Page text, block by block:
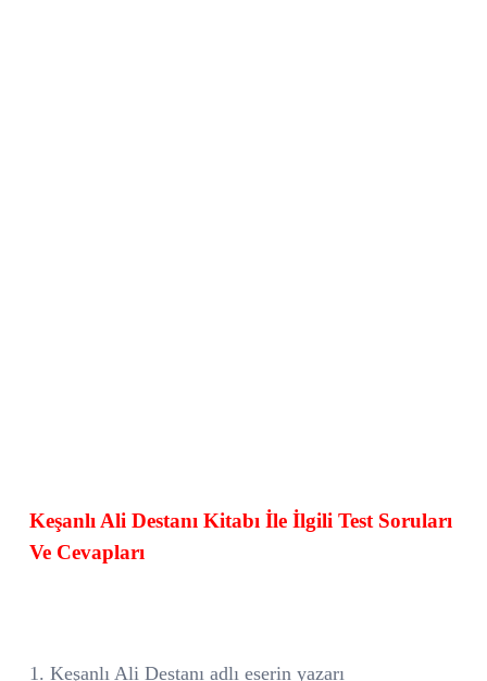
Keşanlı Ali Destanı Kitabı İle İlgili Test Soruları
Ve Cevapları
1. Keşanlı Ali Destanı adlı eserin yazarı